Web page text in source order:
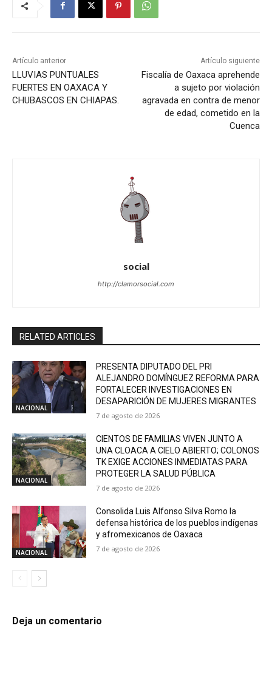
Artículo anterior
LLUVIAS PUNTUALES
FUERTES EN OAXACA Y
CHUBASCOS EN CHIAPAS.
Artículo siguiente
Fiscalía de Oaxaca aprehende
a sujeto por violación
agravada en contra de menor
de edad, cometido en la
Cuenca
social
http://clamorsocial.com
RELATED ARTICLES
NACIONAL
PRESENTA DIPUTADO DEL PRI
ALEJANDRO DOMÍNGUEZ REFORMA PARA
FORTALECER INVESTIGACIONES EN
DESAPARICIÓN DE MUJERES MIGRANTES
7 de agosto de 2026
NACIONAL
CIENTOS DE FAMILIAS VIVEN JUNTO A
UNA CLOACA A CIELO ABIERTO; COLONOS
TK EXIGE ACCIONES INMEDIATAS PARA
PROTEGER LA SALUD PÚBLICA
7 de agosto de 2026
NACIONAL
Consolida Luis Alfonso Silva Romo la
defensa histórica de los pueblos indígenas
y afromexicanos de Oaxaca
7 de agosto de 2026
Deja un comentario